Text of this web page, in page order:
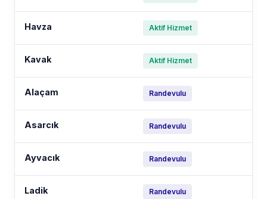
Havza Aktif Hizmet
Kavak Aktif Hizmet
Alaçam Randevulu
Asarcık Randevulu
Ayvacık Randevulu
Ladik Randevulu